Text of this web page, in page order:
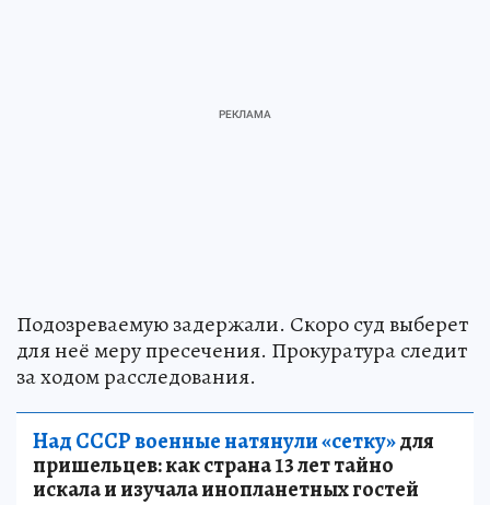
Подозреваемую задержали. Скоро суд выберет
для неё меру пресечения. Прокуратура следит
за ходом расследования.
Над СССР военные натянули «сетку»для
пришельцев: как страна 13 лет тайно
искала и изучала инопланетных гостей